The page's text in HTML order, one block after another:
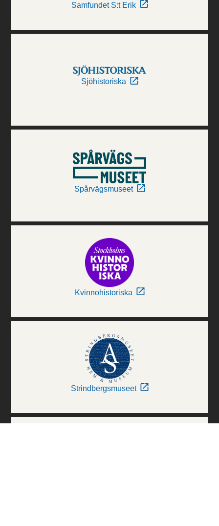
Samfundet S:t Erik
Sjöhistoriska
Spårvägsmuseet
Kvinnohistoriska
Strindbergsmuseet